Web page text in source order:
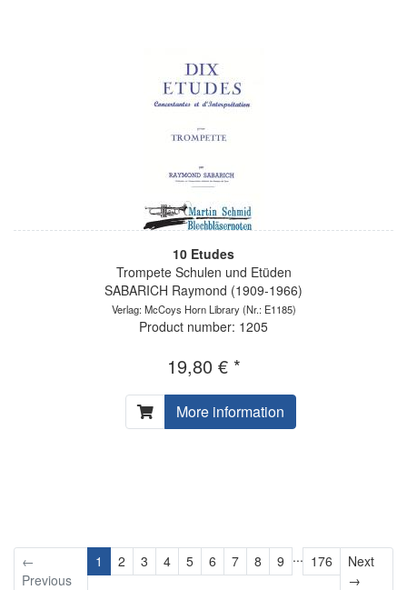
10 Etudes
Trompete Schulen und Etüden
SABARICH Raymond (1909-1966)
Verlag: McCoys Horn Library(Nr.: E1185)
Product number: 1205
19,80 € *
More information
←
Previous
1 2 3 4 5 6 7 8 9 ... 176
Next
→